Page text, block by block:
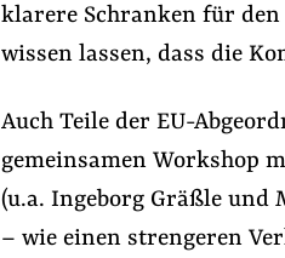
klarere Schranken für
wissen lassen, dass die
Auch Teile der EU-
gemeinsamen Workshop
(u.a. Ingeborg Gräßle und
– wie einen strengeren